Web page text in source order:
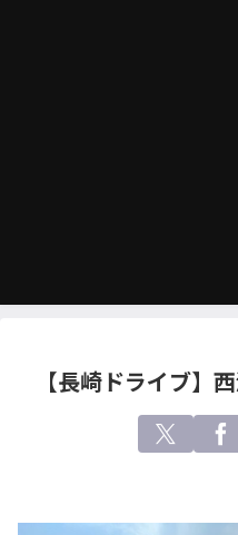
【長崎ドライブ】